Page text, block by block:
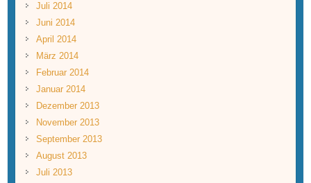
Juli 2014
Juni 2014
April 2014
März 2014
Februar 2014
Januar 2014
Dezember 2013
November 2013
September 2013
August 2013
Juli 2013